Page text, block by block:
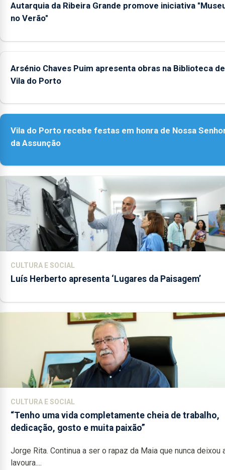
Autarquia da Ribeira Grande promove iniciativa
no Verão"
Arsénio Chaves Puim apresenta obras na Biblioteca de
Vila do Porto
Vila do Porto recebe festas em honra de Nossa
da Assunção
CULTURA E SOCIAL
Luís Herberto apresenta ‘Lugares da Paisagem’
CULTURA E SOCIAL
“Tenho uma vida completamente cheia de trabalho,
dedicação, gosto e muita paixão”
Jorge Rita. Continua a ser o rapaz da Maia que nunca deixou
lavoura....